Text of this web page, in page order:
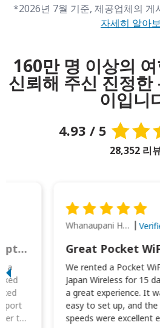
*2026년 7월 기준, 제공업체의 게
자세히 알아
160만 명 이상의
신뢰해 주신 진정한
이입니
4.93 / 5
28,352 리
This was wonderful option to a family of four. Everything worked smoothly.
a
to
Whanaupani Henry Joseph Macown
We rented a Pocket
Japan Wireless for 15
a great experience. It
easy to set up, and
speeds were excellent